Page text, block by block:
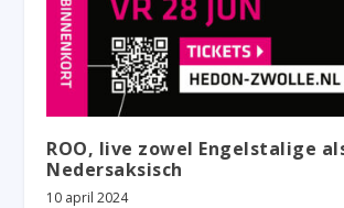
ROO, live zowel Engelstalige
Nedersaksisch
10 april 2024